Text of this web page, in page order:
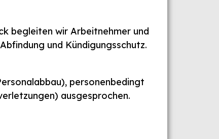
begleiten wir Arbeitnehmer und
und Kündigungsschutz.
personenbedingt
ausgesprochen.